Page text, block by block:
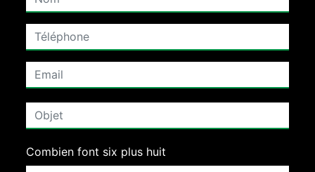
Combien font six plus huit